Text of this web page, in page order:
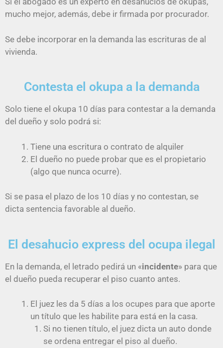
mucho mejor, además, debe ir firmada por procurador.
Se debe incorporar en la demanda las escrituras de al
vivienda.
Contesta el okupa a la demanda
Solo tiene el okupa 10 días para contestar a la demanda
del dueño y solo podrá si:
Tiene una escritura o contrato de alquiler
El dueño no puede probar que es el propietario
(algo que nunca ocurre).
Si se pasa el plazo de los 10 días y no contestan, se
dicta sentencia favorable al dueño.
El desahucio express del ocupa ilegal
En la demanda, el letrado pedirá un «incidente» para que
el dueño pueda recuperar el piso cuanto antes.
El juez les da 5 días a los ocupes para que aporte
un título que les habilite para está en la casa.
Si no tienen título, el juez dicta un auto donde
se ordena entregar el piso al dueño.